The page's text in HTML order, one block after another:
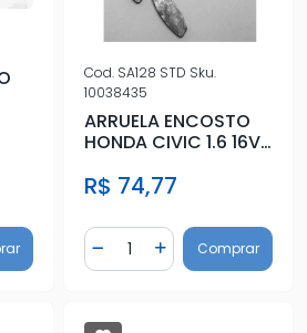
Cod. SA128 STD Sku.
10038435
ARRUELA ENCOSTO
HONDA CIVIC 1.6 16V
R$ 74,77
Diminuir Quantidade
Quantidade
AdicionarComprar